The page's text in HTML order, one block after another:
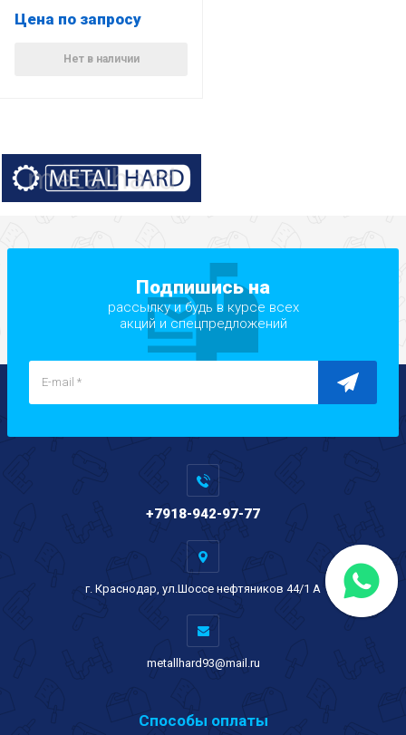
Цена по запросу
Нет в наличии
Подпишись на
рассылку и будь в курсе всех
акций и спецпредложений
+7918-942-97-77
г. Краснодар, ул.Шоссе нефтяников 44/1 А
metallhard93@mail.ru
Способы оплаты